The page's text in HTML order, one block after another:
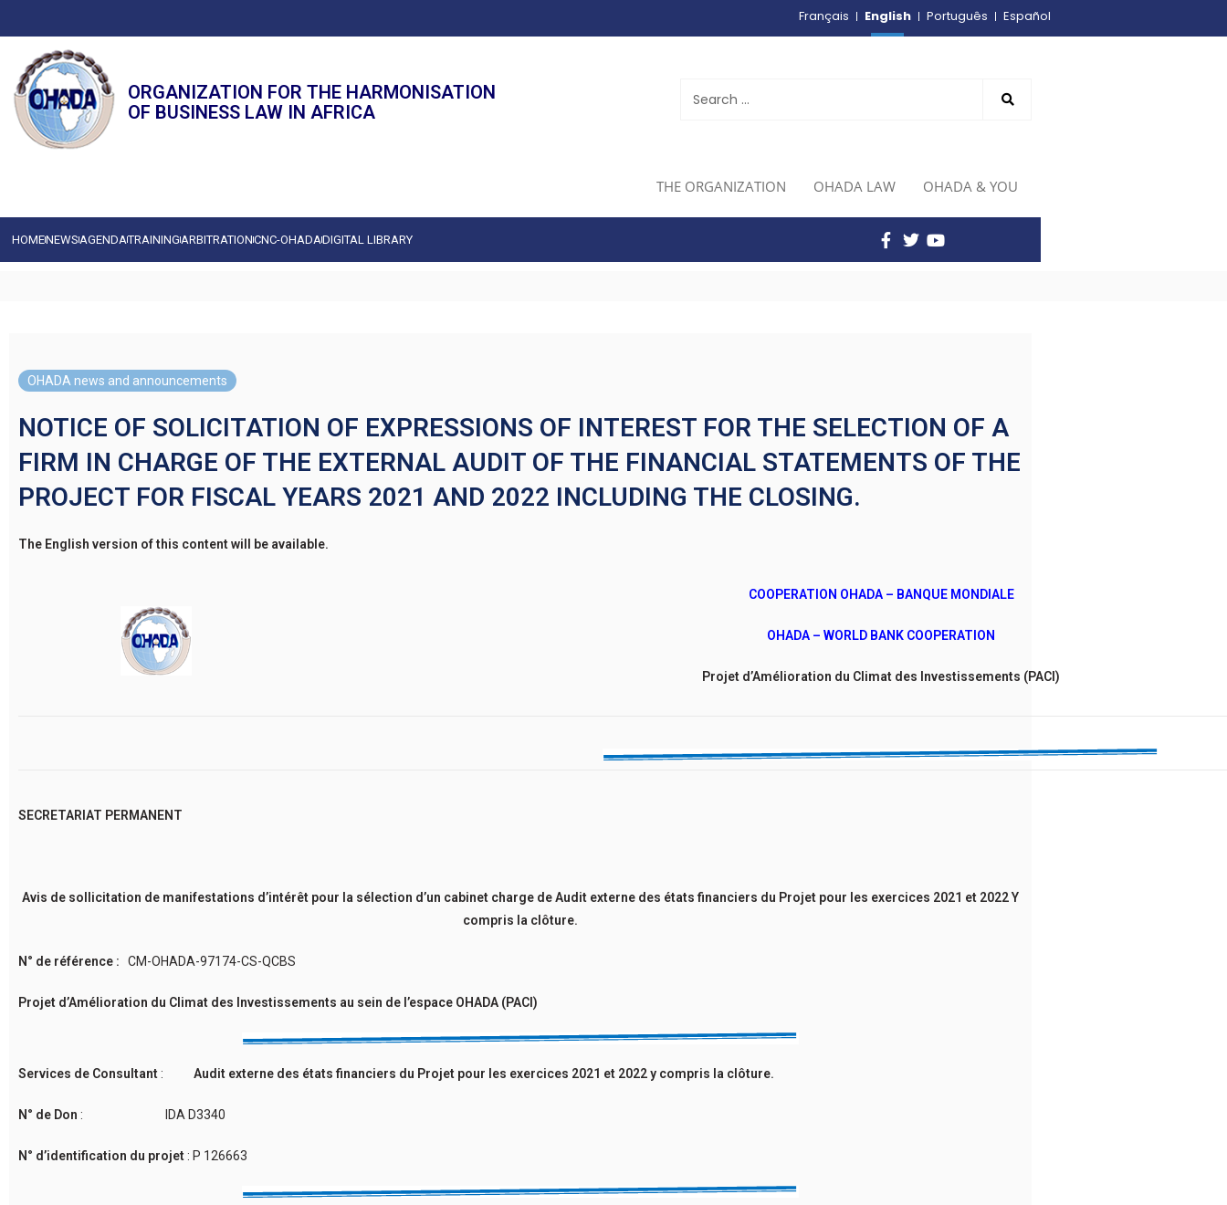
Français English Português Español
ORGANIZATION FOR THE HARMONISATION
OF BUSINESS LAW IN AFRICA
THE ORGANIZATION OHADA LAW OHADA & YOU
HOMENEWSAGENDATRAININGARBITRATIONCNC-OHADADIGITAL LIBRARY
OHADA news and announcements
NOTICE OF SOLICITATION OF EXPRESSIONS OF INTEREST FOR THE SELECTION OF A
FIRM IN CHARGE OF THE EXTERNAL AUDIT OF THE FINANCIAL STATEMENTS OF THE
PROJECT FOR FISCAL YEARS 2021 AND 2022 INCLUDING THE CLOSING.
The English version of this content will be available.
COOPERATION OHADA – BANQUE MONDIALE
OHADA – WORLD BANK COOPERATION
Projet d’Amélioration du Climat des Investissements (PACI)
SECRETARIAT PERMANENT
Avis de sollicitation de manifestations d’intérêt pour la sélection d’un cabinet charge de Audit externe des états financiers du Projet pour les exercices 2021 et 2022 Y
compris la clôture.
N° de référence : CM-OHADA-97174-CS-QCBS
Projet d’Amélioration du Climat des Investissements au sein de l’espace OHADA (PACI)
Services de Consultant: Audit externe des états financiers du Projet pour les exercices 2021 et 2022 y compris la clôture.
N° de Don : IDA D3340
N° d’identification du projet: P 126663